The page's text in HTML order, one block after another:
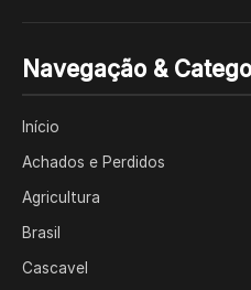
Navegação &
Início
Achados e Perdidos
Agricultura
Brasil
Cascavel